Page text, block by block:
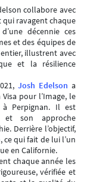
collabore avec
qui ravagent chaque
décennie ces
et des équipes de
illustrent avec
et la résilience
Josh Edelson a
pour l’Image, le
Perpignan. Il est
et son approche
Derrière l’objectif,
qui fait de lui l’un
en Californie.
chaque année les
vérifiée et